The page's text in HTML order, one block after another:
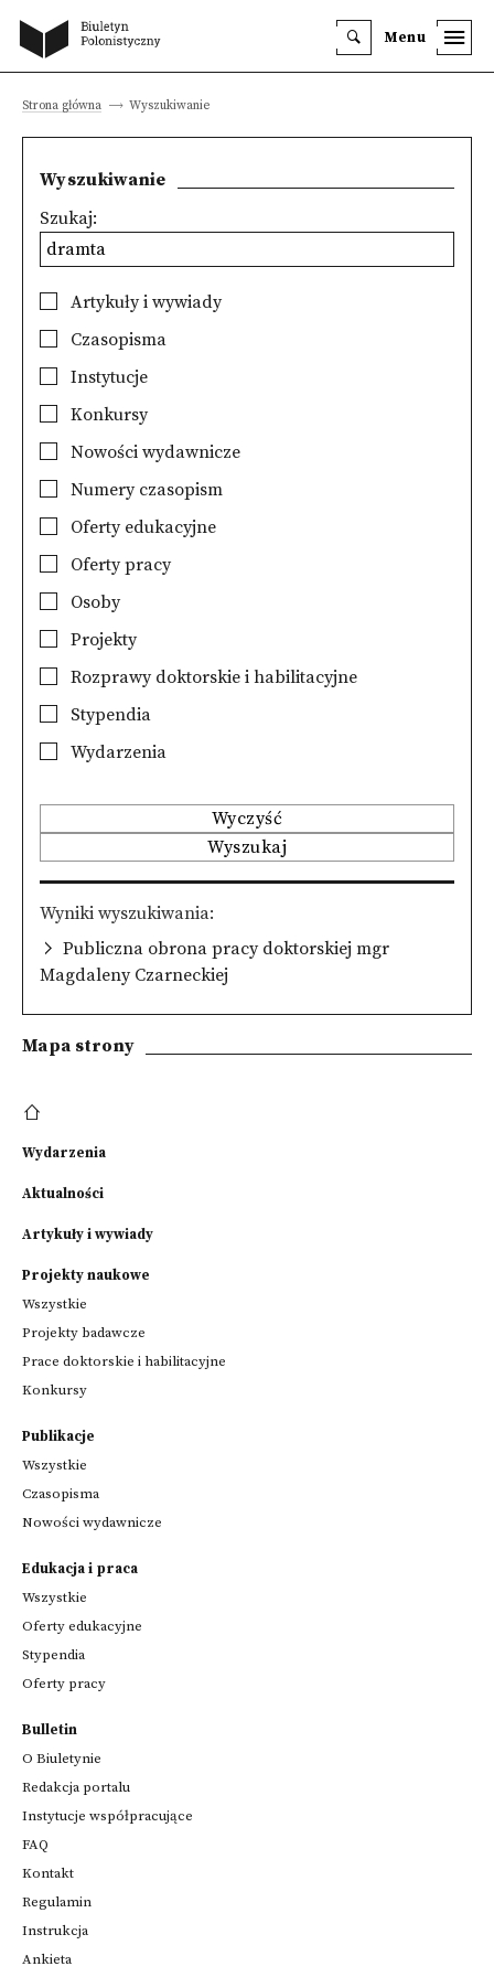
Menu
Strona główna Wyszukiwanie
Wyszukiwanie
Szukaj:
Artykuły i wywiady
Czasopisma
Instytucje
Konkursy
Nowości wydawnicze
Numery czasopism
Oferty edukacyjne
Oferty pracy
Osoby
Projekty
Rozprawy doktorskie i habilitacyjne
Stypendia
Wydarzenia
Wyczyść
Wyszukaj
Wyniki wyszukiwania
Publiczna obrona pracy doktorskiej mgr
Magdaleny Czarneckiej
Mapa strony
Wydarzenia
Aktualności
Artykuły i wywiady
Projekty naukowe
Wszystkie
Projekty badawcze
Prace doktorskie i habilitacyjne
Konkursy
Publikacje
Wszystkie
Czasopisma
Nowości wydawnicze
Edukacja i praca
Wszystkie
Oferty edukacyjne
Stypendia
Oferty pracy
Bulletin
O Biuletynie
Redakcja portalu
Instytucje współpracujące
FAQ
Kontakt
Regulamin
Instrukcja
Ankieta